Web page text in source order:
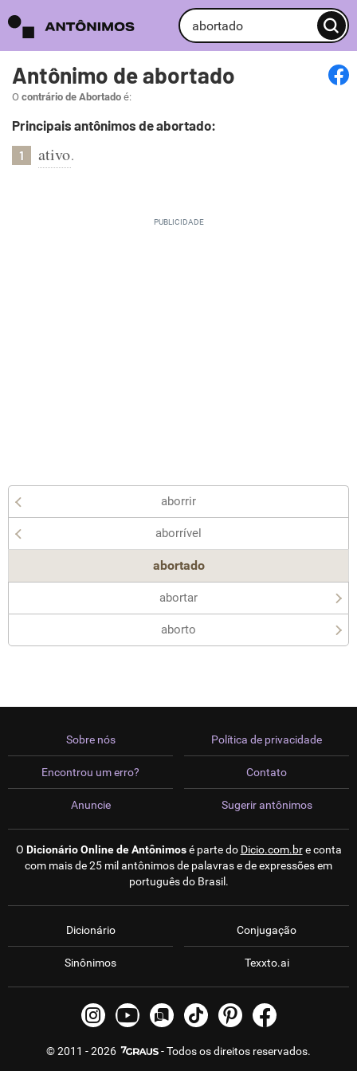
Antônimo de abortado
O contrário de Abortado é:
Principais antônimos de abortado:
1 ativo.
aborrir
aborrível
abortado
abortar
aborto
Sobre nós
Encontrou um erro?
Anuncie
Política de privacidade
Contato
Sugerir antônimos
O Dicionário Online de Antônimosé parte do Dicio.com.bre conta
com mais de 25 mil antônimos de palavras e de expressões em
português do Brasil.
Dicionário
Sinônimos
Conjugação
Texxto.ai
© 2011 - 2026 - Todos os direitos reservados.